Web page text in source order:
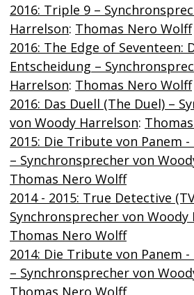
2016: Triple 9 –
Harrelson: Thomas Nero Wolff
2016: The Edge of Seventeen:
Entscheidung –
Harrelson: Thomas Nero Wolff
2016: Das Duell (The Duel) –
von Woody Harrelson:
2015: Die Tribute von Panem
– Synchronsprecher von
Thomas Nero Wolff
2014 - 2015: True Detective
Synchronsprecher von Woody
Thomas Nero Wolff
2014: Die Tribute von Panem
– Synchronsprecher von
Thomas Nero Wolff